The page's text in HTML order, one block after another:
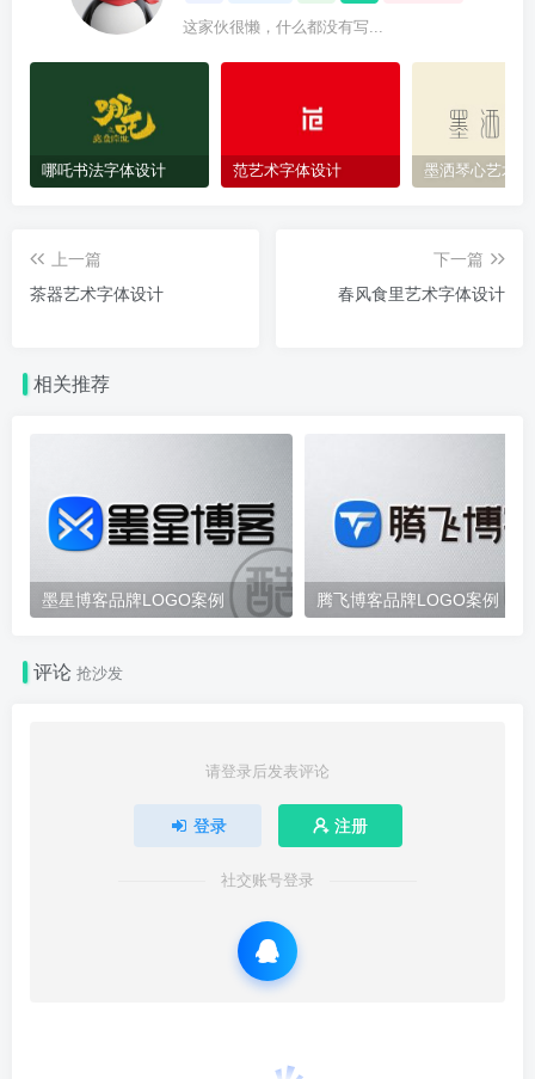
这家伙很懒，什么都没有写...
哪吒书法字体设计 范艺术字体设计 墨洒琴心艺术
上一篇
茶器艺术字体设计
下一篇
春风食里艺术字体设计
相关推荐
墨星博客品牌LOGO案例 腾飞博客品牌LOGO案例
评论抢沙发
请登录后发表评论
登录 注册
社交账号登录